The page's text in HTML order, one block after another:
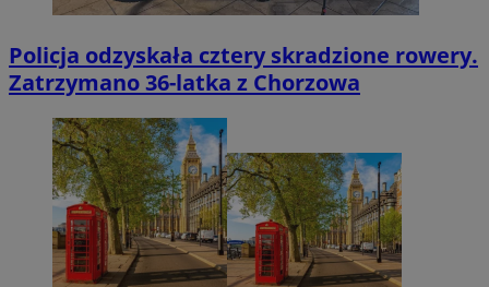
Policja odzyskała cztery skradzione rowery.
Zatrzymano 36-latka z Chorzowa